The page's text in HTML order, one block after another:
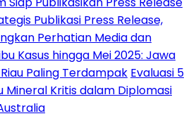
Publikasi Press Release,
Perhatian Media dan
Kasus hingga Mei 2025: Jawa
Paling Terdampak Evaluasi 5
Mineral Kritis dalam Diplomasi